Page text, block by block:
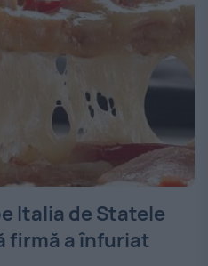
Italia de Statele
firmă a înfuriat